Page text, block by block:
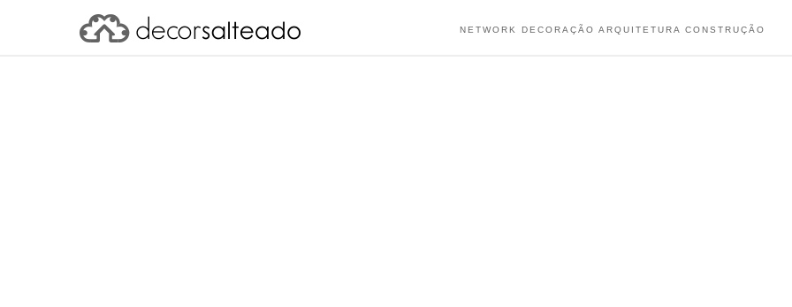
NETWORK DECORAÇÃO ARQUITETURA CONSTRUÇÃO